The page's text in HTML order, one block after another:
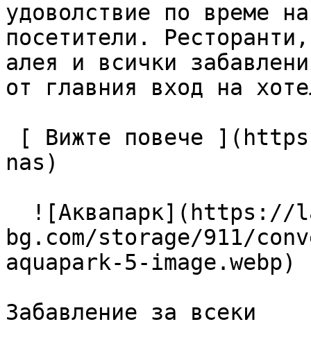
удоволствие по време
посетители.
алея и всички
от главния вход на
nas)
bg.com/storage/911/
aquapark-5-image.webp)
Забавление за всеки